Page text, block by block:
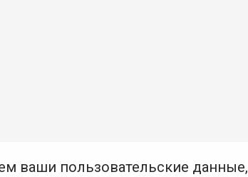
ваши пользовательские данные,